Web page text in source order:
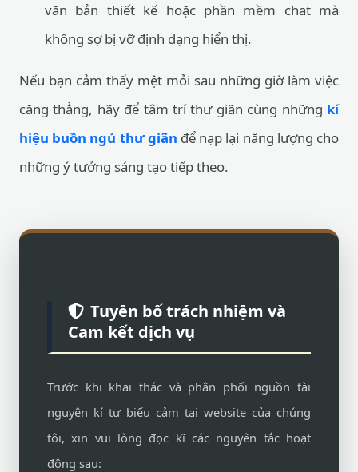
văn bản thiết kế hoặc phần mềm chat mà
không sợ bị vỡ định dạng hiển thị.
Nếu bạn cảm thấy mệt mỏi sau những giờ làm việc
căng thẳng, hãy để tâm trí thư giãn cùng những kí
hiệu buồn ngủ thư giãn để nạp lại năng lượng cho
những ý tưởng sáng tạo tiếp theo.
Tuyên bố trách nhiệm và
Cam kết dịch vụ
Trước khi khai thác và phân phối nguồn tài
nguyên kí tự biểu cảm tại website của chúng
tôi, xin vui lòng đọc kĩ các nguyên tắc hoạt
động sau: